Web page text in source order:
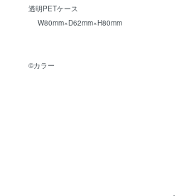
透明PETケース
W80mm×D62mm×H80mm
©カラー